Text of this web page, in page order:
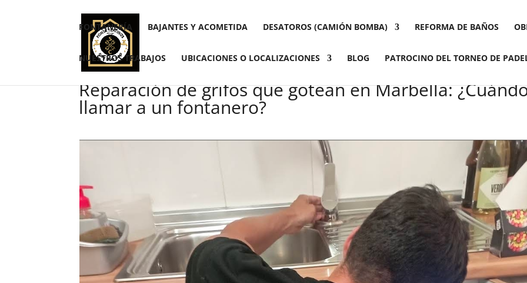
FONTANERÍA BAJANTES Y ACOMETIDA DESATOROS (CAMIÓN BOMBA) REFORMA DE BAÑOS
NUESTROS TRABAJOS UBICACIONES O LOCALIZACIONES BLOG PATROCINO DEL TORNEO DE
Reparación de grifos que gotean en Marbella:
llamar a un fontanero?